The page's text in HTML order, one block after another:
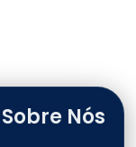
Sobre Nós